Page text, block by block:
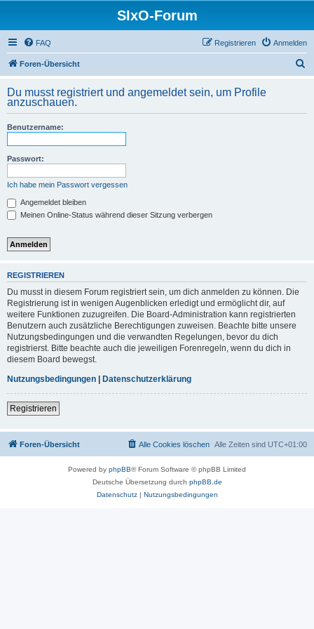
SIxO-Forum
FAQ Anmelden
Registrieren
Foren-Übersicht
h
Du musst registriert und angemeldet sein, um Profile
anzuschauen.
Benutzername:
Passwort:
Ich habe mein Passwort vergessen
Angemeldet bleiben
Meinen Online-Status während dieser Sitzung verbergen
REGISTRIEREN
Du musst in diesem Forum registriert sein, um dich anmelden zu können. Die
Registrierung ist in wenigen Augenblicken erledigt und ermöglicht dir, auf
weitere Funktionen zuzugreifen. Die Board-Administration kann registrierten
Benutzern auch zusätzliche Berechtigungen zuweisen. Beachte bitte unsere
Nutzungsbedingungen und die verwandten Regelungen, bevor du dich
registrierst. Bitte beachte auch die jeweiligen Forenregeln, wenn du dich in
diesem Board bewegst.
Nutzungsbedingungen | Datenschutzerklärung
Registrieren
Foren-Übersicht Alle Zeiten sind UTC+01:00
Alle Cookies löschen
Powered by phpBB® Forum Software © phpBB Limited
Deutsche Übersetzung durch phpBB.de
Datenschutz| Nutzungsbedingungen